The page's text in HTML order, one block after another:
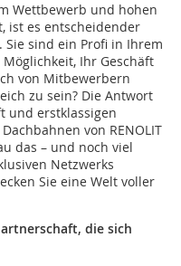
Wettbewerb und hohen
ist es entscheidender
sind ein Profi in Ihrem
Ihr Geschäft
von Mitbewerbern
zu sein? Die Antwort
und erstklassigen
von RENOLIT
das – und noch viel
Netzwerks
Sie eine Welt voller
die sich